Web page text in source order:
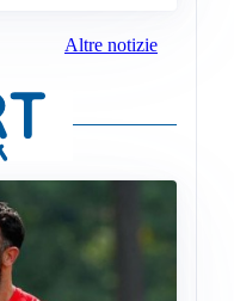
Altre notizie